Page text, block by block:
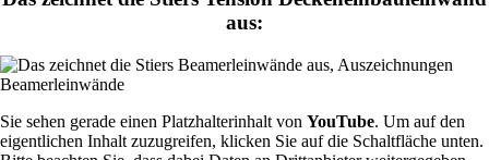
aus:
Sie sehen gerade einen Platzhalterinhalt von YouTube. Um auf den
eigentlichen Inhalt zuzugreifen, klicken Sie auf die Schaltfläche unten.